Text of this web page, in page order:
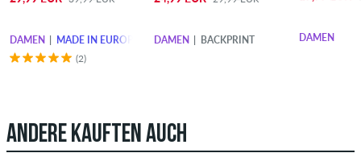
DAMEN
MADE IN EUROPE
(2)
DAMEN BACKPRINT DAMEN
ANDERE KAUFTEN AUCH